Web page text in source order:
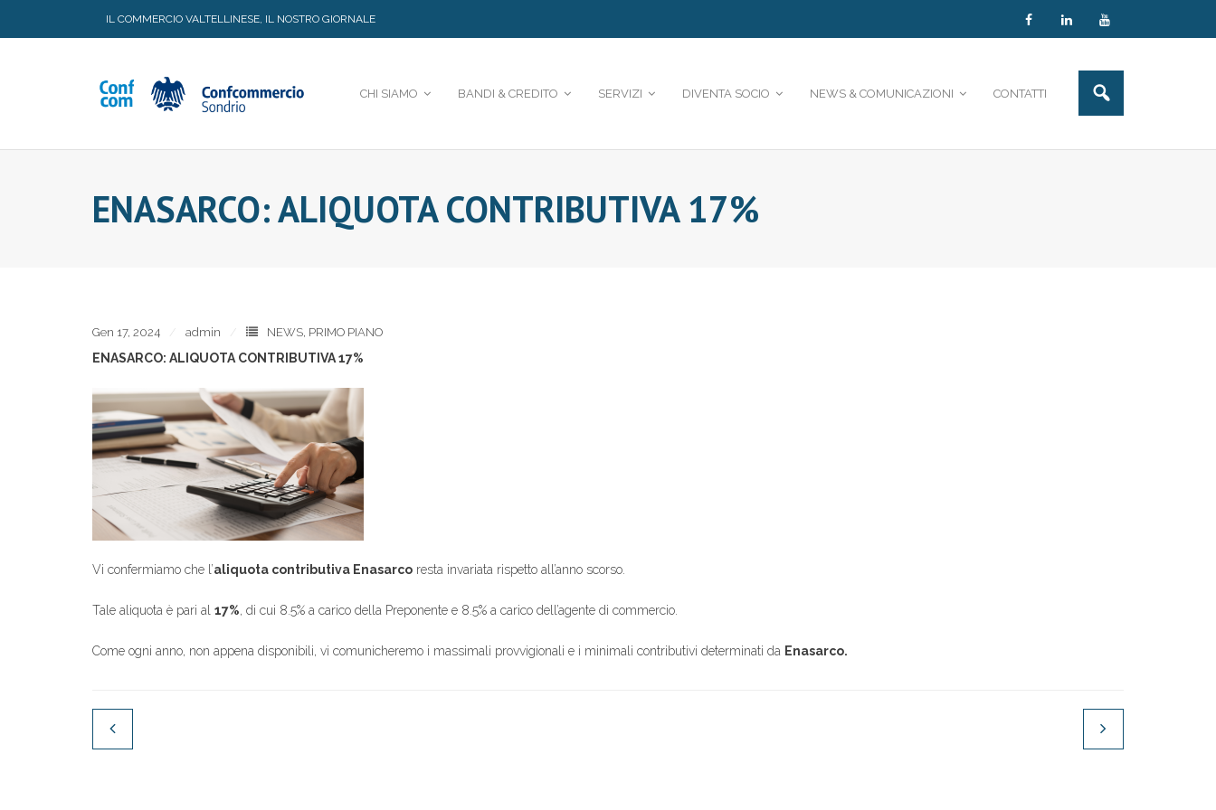
IL COMMERCIO VALTELLINESE, IL NOSTRO GIORNALE
CHI SIAMO BANDI & CREDITO SERVIZI DIVENTA SOCIO NEWS & COMUNICAZIONI CONTATTI
ENASARCO: ALIQUOTA CONTRIBUTIVA 17%
Gen 17, 2024 admin NEWS, PRIMO PIANO
ENASARCO: ALIQUOTA CONTRIBUTIVA 17%
Vi confermiamo che l’aliquota contributiva Enasarco resta invariata rispetto all’anno scorso.
Tale aliquota è pari al 17% , di cui 8.5% a carico della Preponente e 8.5% a carico dell’agente di commercio.
Come ogni anno, non appena disponibili, vi comunicheremo i massimali provvigionali e i minimali contributivi determinati da Enasarco.